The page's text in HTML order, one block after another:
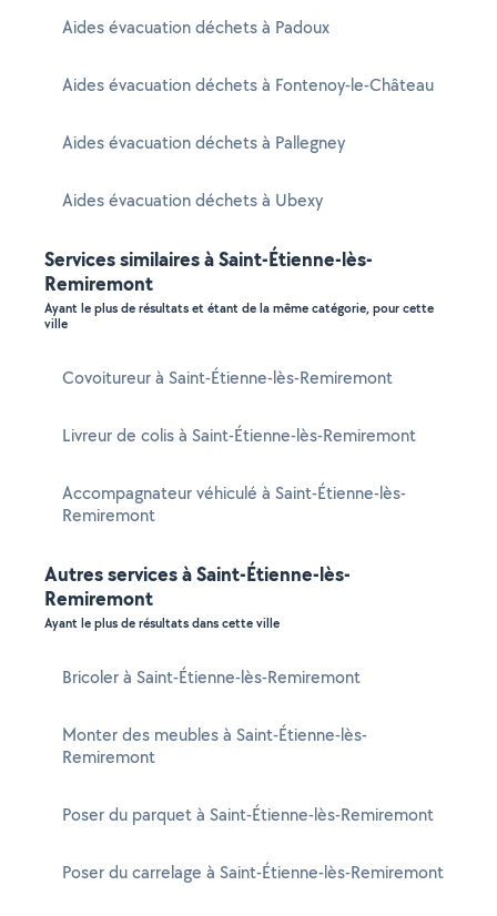
Aides évacuation déchets à Padoux
Aides évacuation déchets à Fontenoy-le-Château
Aides évacuation déchets à Pallegney
Aides évacuation déchets à Ubexy
Services similaires à Saint-Étienne-lès-
Remiremont
Ayant le plus de résultats et étant de la même catégorie, pour cette
ville
Covoitureur à Saint-Étienne-lès-Remiremont
Livreur de colis à Saint-Étienne-lès-Remiremont
Accompagnateur véhiculé à Saint-Étienne-lès-
Remiremont
Autres services à Saint-Étienne-lès-
Remiremont
Ayant le plus de résultats dans cette ville
Bricoler à Saint-Étienne-lès-Remiremont
Monter des meubles à Saint-Étienne-lès-
Remiremont
Poser du parquet à Saint-Étienne-lès-Remiremont
Poser du carrelage à Saint-Étienne-lès-Remiremont